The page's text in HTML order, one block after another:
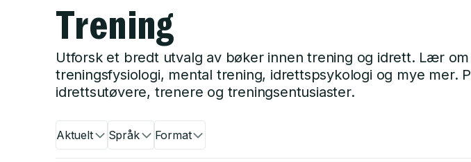
Trening
Utforsk et bredt utvalg av bøker innen trening og idrett. Lær om
treningsfysiologi, mental trening, idrettspsykologi og mye mer.
idrettsutøvere, trenere og treningsentusiaster.
Aktuelt Språk Format